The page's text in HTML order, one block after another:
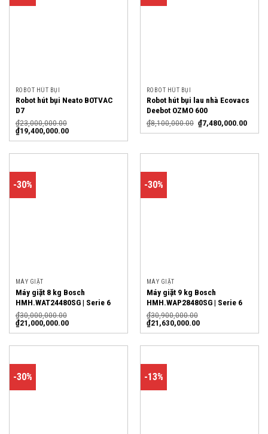
ROBOT HÚT BỤI
Robot hút bụi Neato BOTVAC
D7
₫23,000,000.00
₫19,400,000.00
ROBOT HÚT BỤI
Robot hút bụi lau nhà Ecovacs
Deebot OZMO 600
₫8,100,000.00 ₫7,480,000.00
-30%
MÁY GIẶT
Máy giặt 8 kg Bosch
HMH.WAT24480SG | Serie 6
₫30,000,000.00
₫21,000,000.00
-30%
MÁY GIẶT
Máy giặt 9 kg Bosch
HMH.WAP28480SG | Serie 6
₫30,900,000.00
₫21,630,000.00
-30% -13%